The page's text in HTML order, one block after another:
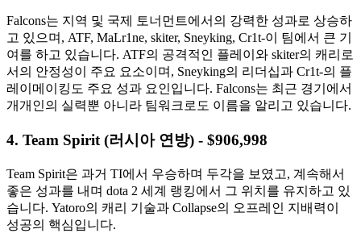
Falcons는 지역 및 국제 토너먼트에서의 강력한 성과로 상승하
고 있으며, ATF, MaLr1ne, skiter, Sneyking, Cr1t-이 팀에서 큰 기
여를 하고 있습니다. ATF의 공격적인 플레이와 skiter의 캐리로
서의 안정성이 주요 요소이며, Sneyking의 리더십과 Cr1t-의 플
레이메이킹도 주요 성과 요인입니다. Falcons는 최근 경기에서
개개인의 실력뿐 아니라 팀워크로도 이름을 알리고 있습니다.
4. Team Spirit (러시아 연방) - $906,998
Team Spirit은 과거 TI에서 우승하며 두각을 보였고, 계속해서
좋은 성과를 내며 dota 2 세계 랭킹에서 그 위치를 유지하고 있
습니다. Yatoro의 캐리 기술과 Collapse의 오프레인 지배력이
성공의 핵심입니다.